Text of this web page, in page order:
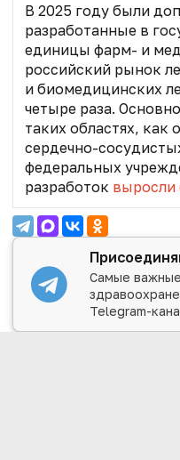
В 2025 году были
разработанные в
единицы фарм- и
российский рынок
и биомедицинских
четыре раза.
таких областях, как
сердечно-
федеральных
разработок выросли
Самые
Telegram-